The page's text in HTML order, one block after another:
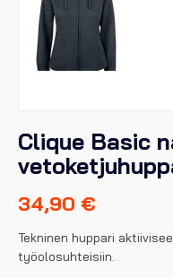
Clique Basic
34,90 €
Tekninen huppari
työolosuhteisiin.